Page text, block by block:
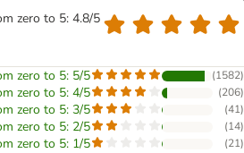
zero to 5: 4.8/5
zero to 5: 5/5 (1582)
zero to 5: 4/5 (206)
zero to 5: 3/5 (41)
zero to 5: 2/5 (14)
zero to 5: 1/5 (21)